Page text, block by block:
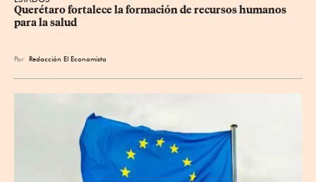
Querétaro fortalece la formación de recursos humanos
para la salud
Por Redacción El Economista